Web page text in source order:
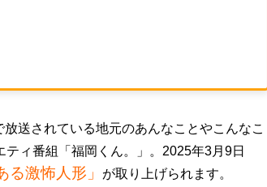
送されている地元のあんなことやこんなこ
ィ番組「福岡くん。」。2025年3月9日
る激怖人形」 が取り上げられます。